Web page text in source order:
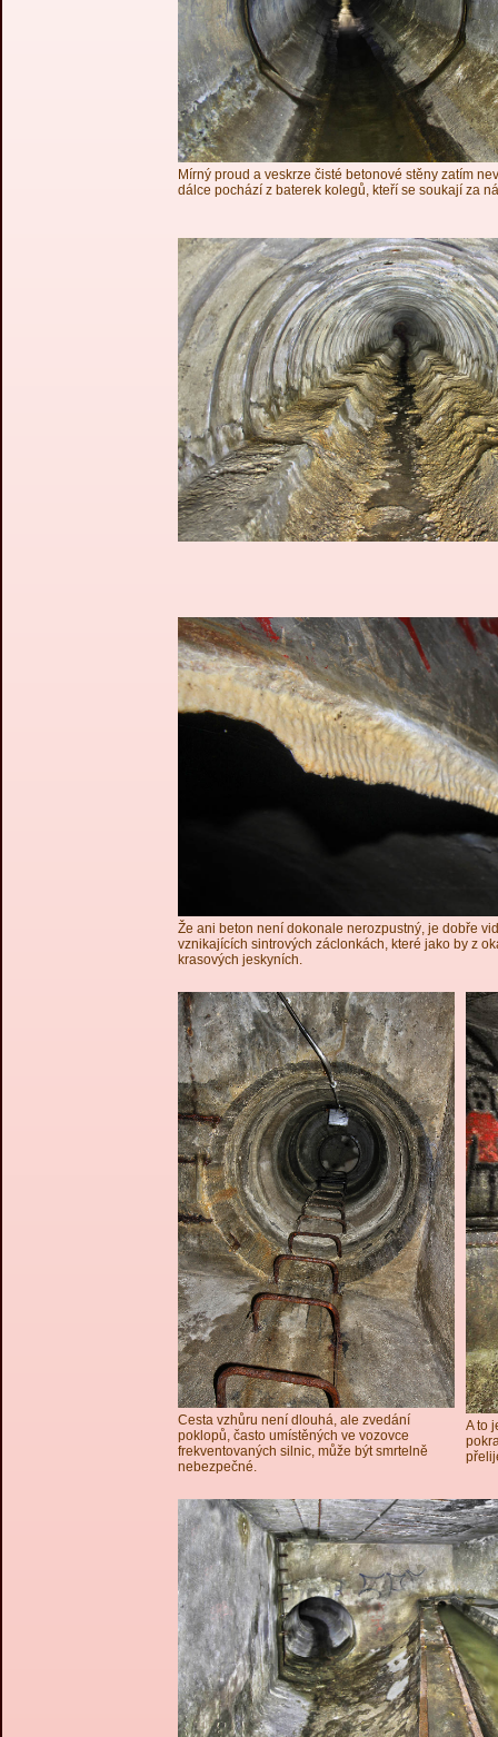
Mírný proud a veskrze čisté betonové stěny zatím
dálce pochází z baterek kolegů, kteří se soukají za
Že ani beton není dokonale nerozpustný, je dobře
vznikajících sintrových záclonkách, které jako by z
krasových jeskyních.
Cesta vzhůru není dlouhá, ale zvedání
poklopů, často umístěných ve vozovce
frekventovaných silnic, může být smrtelně
nebezpečné.
A to